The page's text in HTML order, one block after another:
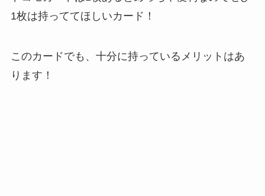
1枚は持っててほしいカード！
このカードでも、十分に持っているメリットはあ
ります！